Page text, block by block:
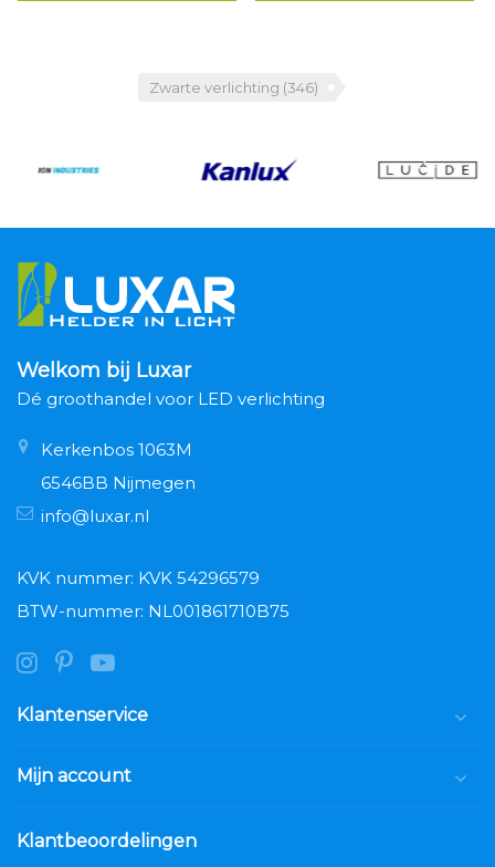
Zwarte verlichting (346)
Welkom bij Luxar
Dé groothandel voor LED verlichting
Kerkenbos 1063M
6546BB Nijmegen
info@luxar.nl
KVK nummer: KVK 54296579
BTW-nummer: NL001861710B75
Klantenservice
Mijn account
Klantbeoordelingen